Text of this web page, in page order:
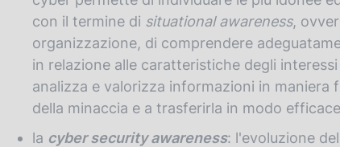
con il termine di situational awareness,
organizzazione, di comprendere
in relazione alle caratteristiche degli
analizza e valorizza informazioni in
della minaccia e a trasferirla in modo
la cyber security awareness: l'evoluzione